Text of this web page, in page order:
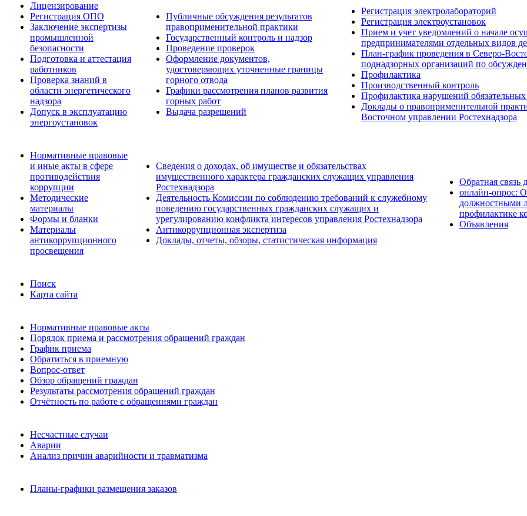
Лицензирование
Регистрация ОПО
Заключение экспертизы
промышленной
безопасности
Подготовка и аттестация
работников
Проверка знаний в
области энергетического
надзора
Допуск в эксплуатацию
энергоустановок
Публичные обсуждения результатов
правоприменительной практики
Государственный контроль и надзор
Проведение проверок
Оформление документов,
удостоверяющих уточненные границы
горного отвода
Графики рассмотрения планов развития
горных работ
Выдача разрешений
Регистрация электролабораторий
Регистрация электроустановок
Прием и учет уведомлений о начале
предпринимателями отдельных видов
План-график проведения в Северо-
поднадзорных организаций по
Профилактика
Производственный контроль
Профилактика нарушений
Доклады о правоприменительной
Восточном управлении Ростехнадзора
Нормативные правовые
и иные акты в сфере
противодействия
коррупции
Методические
материалы
Формы и бланки
Материалы
антикоррупционного
просвещения
Сведения о доходах, об имуществе и обязательствах
имущественного характера гражданских служащих управления
Ростехнадзора
Деятельность Комиссии по соблюдению требований к служебному
поведению государственных гражданских служащих и
урегулированию конфликта интересов управления Ростехнадзора
Антикоррупционная экспертиза
Доклады, отчеты, обзоры, статистическая информация
Обратная связь
онлайн-опрос:
должностными
профилактике
Объявления
Поиск
Карта сайта
Нормативные правовые акты
Порядок приема и рассмотрения обращений граждан
График приема
Обратиться в приемную
Вопрос-ответ
Обзор обращений граждан
Результаты рассмотрения обращений граждан
Отчётность по работе с обращениями граждан
Несчастные случаи
Аварии
Анализ причин аварийности и травматизма
Планы-графики размещения заказов